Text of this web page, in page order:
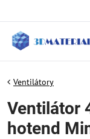
Ventilátory
Ventilátor
hotend